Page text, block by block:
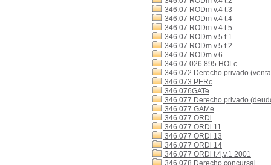
346.07 RODm v.4 t.3
346.07 RODm v.4 t.4
346.07 RODm v.4 t.5
346.07 RODm v.5 t.1
346.07 RODm v.5 t.2
346.07 RODm v.6
346.07.026.895 HOLc
346.072 Derecho privado
346.073 PERc
346.076GATe
346.077 Derecho privado
346.077 GAMe
346.077 ORDl
346.077 ORDl 11
346.077 ORDl 13
346.077 ORDl 14
346.077 ORDl t.4,v.1 2001
346.078 Derecho concursal